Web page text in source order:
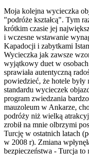
Moja kolejna wycieczka
"podróże kształcą". Tym
krótkim czasie jej
i wczesne wstawanie
Kapadocji i zabytkami
Wycieczka jak zawsze
wyjątkowy duet w
sprawiała autentyczną
powiedzieć, że hotele
standardu wycieczek
program zwiedzania
mauzoleum w Ankarze,
podróży niż wielką
zrobił na mnie olbrzymi
Turcję w ostatnich latach
w 2008 r). Zmiana
bezpieczeństwa - Turcja